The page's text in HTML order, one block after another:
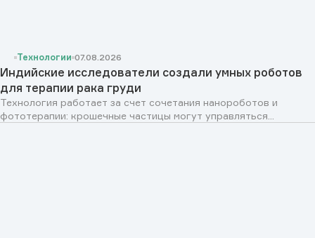
Технологии 07.08.2026
Индийские исследователи создали умных роботов
для терапии рака груди
Технология работает за счет сочетания нанороботов и
фототерапии: крошечные частицы могут управляться...